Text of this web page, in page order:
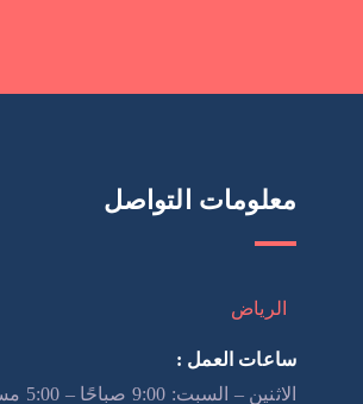
معلومات التواصل
الرياض
ساعات العمل :
الاثنين –